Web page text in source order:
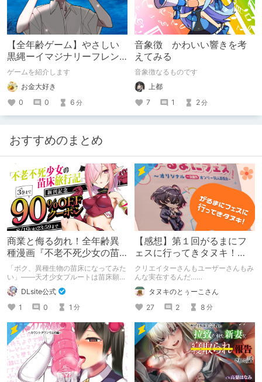
【全年齢ゲーム】やさしい
黒縄ーイマジナリーフレン
ドの「彼」と過ごすおぼん
やすみー
ゲームを紹介します
お金大好き
0
0 6 分
音象徴 かわいい響きを考
えてみる
音象徴なるものです
上都
7
1 2分
おすすめのまとめ
商業と侮る勿れ！全年齢異
種漫画『不老不死少女の苗
床旅行記』新刊記念1～3巻
90%オフクーポン配布中✨
「ボク、異種生物の苗床になってみた
い」――天才少女プルートは苗床願望
を叶えるため、不老不死の体を手に入
れた！ 話題沸騰の全年齢苗床コミッ
クスの新刊が発売開始！ それを記念
して1～3巻まで90%OFFクーポン配
布いたします！ まだ本作品未体験の
皆さん、多分お好きです。ぜひお試し
ください。
DLsite公式
1
0 1 分
【感想】第１回がるまにフ
ェスに行ってきタヌキ！
【レポ】
クリエイターさんもユーザーさんもみ
んな実在するんだ……
タヌキのとぅーこさん
27
2 8 分